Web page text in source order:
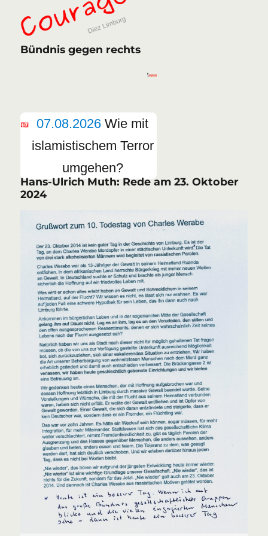
Bündnis gegen rechts
07.08.2026 Wie mit
islamistischem Terror
umgehen?
Hans-Ulrich Muth: Rede am 23. Oktober
2024